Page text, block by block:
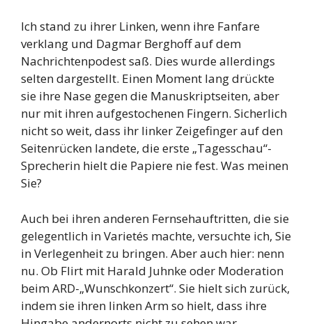
Ich stand zu ihrer Linken, wenn ihre Fanfare
verklang und Dagmar Berghoff auf dem
Nachrichtenpodest saß. Dies wurde allerdings
selten dargestellt. Einen Moment lang drückte
sie ihre Nase gegen die Manuskriptseiten, aber
nur mit ihren aufgestochenen Fingern. Sicherlich
nicht so weit, dass ihr linker Zeigefinger auf den
Seitenrücken landete, die erste „Tagesschau“-
Sprecherin hielt die Papiere nie fest. Was meinen
Sie?
Auch bei ihren anderen Fernsehauftritten, die sie
gelegentlich in Varietés machte, versuchte ich, Sie
in Verlegenheit zu bringen. Aber auch hier: nenn
nu. Ob Flirt mit Harald Juhnke oder Moderation
beim ARD-„Wunschkonzert“. Sie hielt sich zurück,
indem sie ihren linken Arm so hielt, dass ihre